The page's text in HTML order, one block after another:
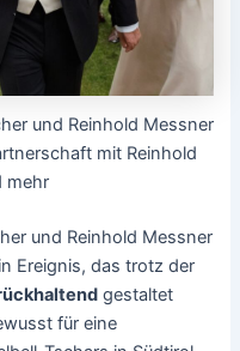
und Reinhold Messner
mit Reinhold
mehr
und Reinhold Messner
Ereignis, das trotz der
gestaltet
für eine